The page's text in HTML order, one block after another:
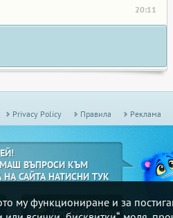
20:11
му функциониране и за
Privacy Policy Правила Реклама
ВЪПРОСИ КЪМ
НА САЙТА НАТИСНИ ТУК